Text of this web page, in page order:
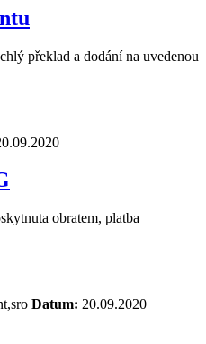
překlad a dodání na uvedenou
obratem, platba
Datum: 20.09.2020